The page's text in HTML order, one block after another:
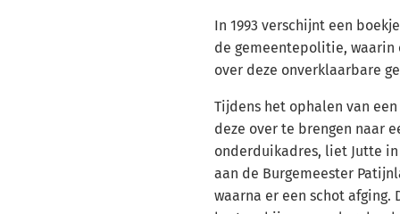
In 1993 verschijnt een
de gemeentepolitie, waarin
over deze onverklaarbare
Tijdens het ophalen van
deze over te brengen naar
onderduikadres, liet Jutte
aan de Burgemeester
waarna er een schot afging.